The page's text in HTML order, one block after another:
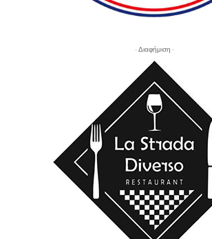
- Διαφήμιση -